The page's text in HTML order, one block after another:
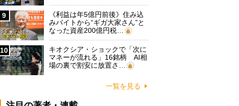
9
《利益は年5億円前後》住み込
みバイトから“ギガ大家さん”と
なった資産200億円税…
10
キオクシア・ショックで「次に
マネーが流れる」16銘柄 AI相
場の裏で割安に放置さ…
一覧を見る